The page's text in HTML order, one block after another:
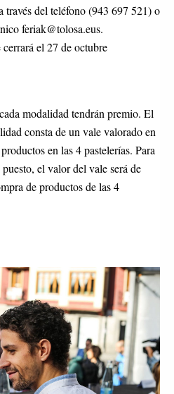
través del teléfono (943 697 521) o
feriak@tolosa.eus.
el 27 de octubre
modalidad tendrán premio. El
consta de un vale valorado en
en las 4 pastelerías. Para
el valor del vale será de
de productos de las 4